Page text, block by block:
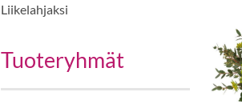
Liikelahjaksi
Tuoteryhmät